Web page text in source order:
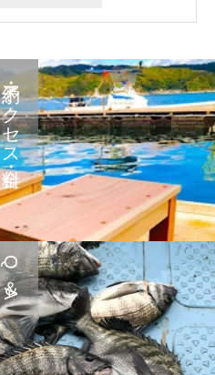
予約・アクセス・料金
Q＆A